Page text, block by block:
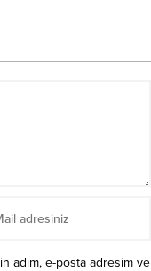
adım, e-posta adresim ve